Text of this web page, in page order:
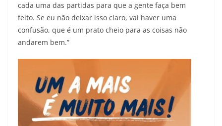
cada uma das partidas para que a gente faça bem
feito. Se eu não deixar isso claro, vai haver uma
confusão, que é um prato cheio para as coisas não
andarem bem.”